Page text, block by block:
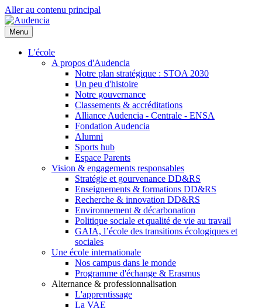
Aller au contenu principal
Menu
L'école
A propos d'Audencia
Notre plan stratégique : STOA 2030
Un peu d'histoire
Notre gouvernance
Classements & accréditations
Alliance Audencia - Centrale - ENSA
Fondation Audencia
Alumni
Sports hub
Espace Parents
Vision & engagements responsables
Stratégie et gourvenance DD&RS
Enseignements & formations DD&RS
Recherche & innovation DD&RS
Environnement & décarbonation
Politique sociale et qualité de vie au travail
GAIA, l’école des transitions écologiques et
sociales
Une école internationale
Nos campus dans le monde
Programme d'échange & Erasmus
Alternance & professionnalisation
L'apprentissage
La VAE